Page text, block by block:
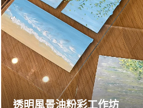
透明風景油粉彩工作坊